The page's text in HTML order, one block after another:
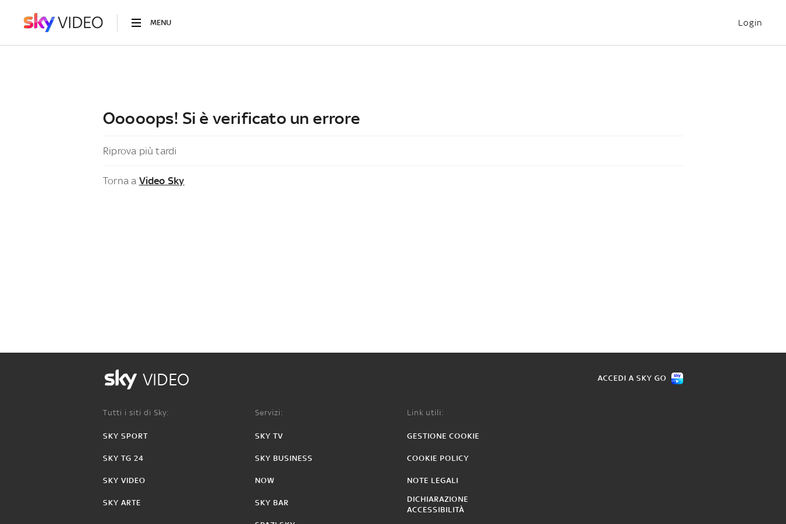
MENU Login
Ooooops! Si è verificato un errore
Riprova più tardi
Torna a Video Sky
VIDEO ACCEDI A SKY GO
Tutti i siti di Sky:
SKY SPORT
SKY TG 24
SKY VIDEO
SKY ARTE
Servizi:
SKY TV
SKY BUSINESS
NOW
SKY BAR
Link utili:
GESTIONE COOKIE
COOKIE POLICY
NOTE LEGALI
DICHIARAZIONE
ACCESSIBILITÀ